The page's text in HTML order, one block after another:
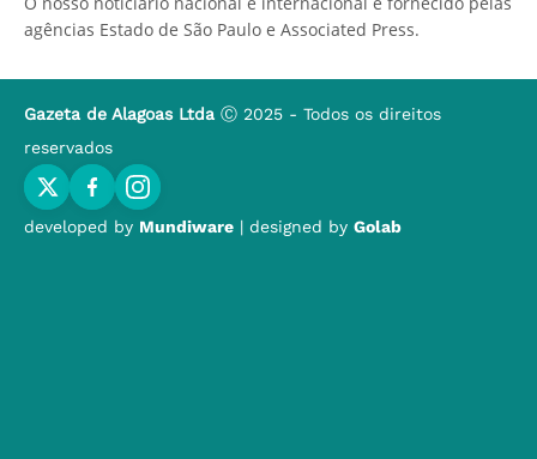
agências Estado de São Paulo e Associated Press.
Gazeta de Alagoas Ltda Ⓒ 2025 - Todos os direitos
reservados
developed by Mundiware | designed by Golab